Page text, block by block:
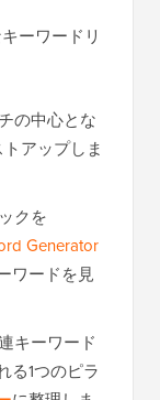
ーワードリ
の中心とな
アップしま
クを
Generator
ワードを見
キーワード
る1つのピラ